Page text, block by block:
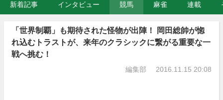
新着記事 インタビュー 競馬 麻雀 連載
「世界制覇」も期待された怪物が出陣！ 岡田総帥が惚
れ込むトラストが、来年のクラシックに繋がる重要な一
戦へ挑む！
編集部 2016.11.15 20:08